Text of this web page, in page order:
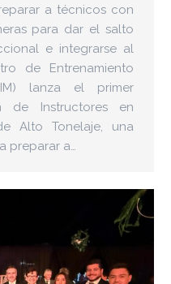
a técnicos con
para dar el salto
e integrarse al
de Entrenamiento
lanza el primer
de Instructores en
Alto Tonelaje, una
preparar a…